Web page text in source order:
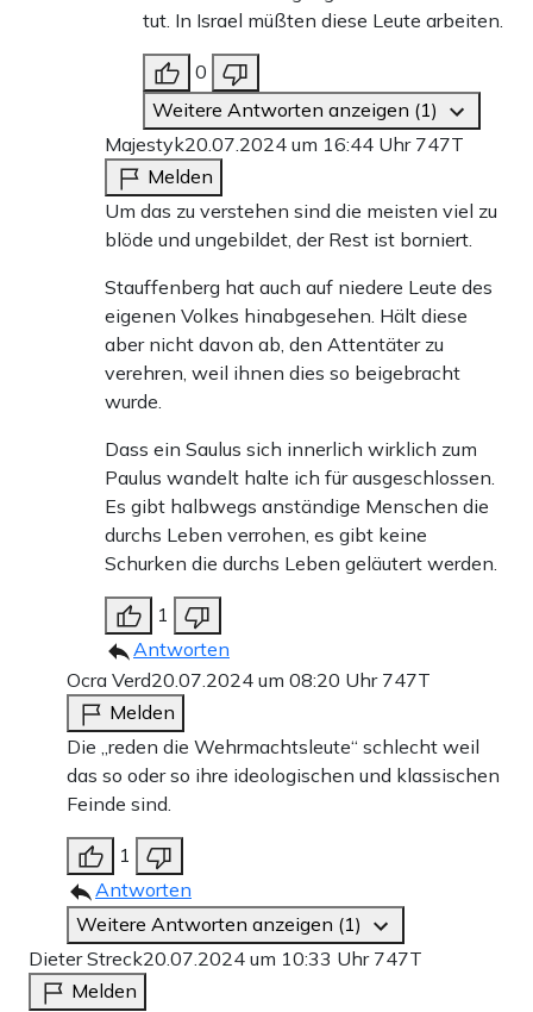
tut. In Israel müßten diese Leute arbeiten.
0
Weitere Antworten anzeigen (1)
Majestyk20.07.2024 um 16:44 Uhr 747T
Melden
Um das zu verstehen sind die meisten viel zu
blöde und ungebildet, der Rest ist borniert.
Stauffenberg hat auch auf niedere Leute des
eigenen Volkes hinabgesehen. Hält diese
aber nicht davon ab, den Attentäter zu
verehren, weil ihnen dies so beigebracht
wurde.
Dass ein Saulus sich innerlich wirklich zum
Paulus wandelt halte ich für ausgeschlossen.
Es gibt halbwegs anständige Menschen die
durchs Leben verrohen, es gibt keine
Schurken die durchs Leben geläutert werden.
1
Antworten
Ocra Verd20.07.2024 um 08:20 Uhr 747T
Melden
Die „reden die Wehrmachtsleute“ schlecht weil
das so oder so ihre ideologischen und klassischen
Feinde sind.
1
Antworten
Weitere Antworten anzeigen (1)
Dieter Streck20.07.2024 um 10:33 Uhr 747T
Melden